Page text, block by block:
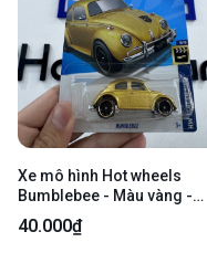
Xe mô hình Hot wheels
Bumblebee - Màu vàng -
Ngoại hình 98% - kèm box
40.000₫